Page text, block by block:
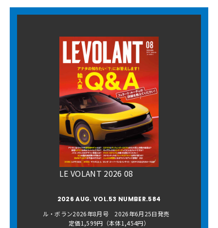
LE VOLANT 2026 08
2026 AUG. VOL.53 NUMBER.584
ル・ボラン2026年8月号 2026年6月25日発売
定価1,599円（本体1,454円）